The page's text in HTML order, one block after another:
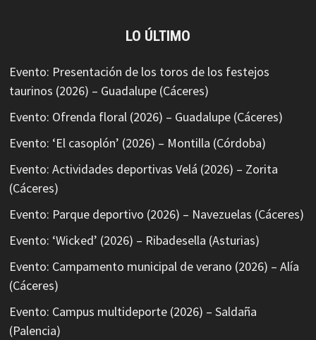
LO ÚLTIMO
Evento: Presentación de los toros de los festejos
taurinos (2026) – Guadalupe (Cáceres)
Evento: Ofrenda floral (2026) – Guadalupe (Cáceres)
Evento: ‘El casoplón’ (2026) – Montilla (Córdoba)
Evento: Actividades deportivas Velá (2026) – Zorita
(Cáceres)
Evento: Parque deportivo (2026) – Navezuelas (Cáceres)
Evento: ‘Wicked’ (2026) – Ribadesella (Asturias)
Evento: Campamento municipal de verano (2026) – Alía
(Cáceres)
Evento: Campus multideporte (2026) – Saldaña
(Palencia)